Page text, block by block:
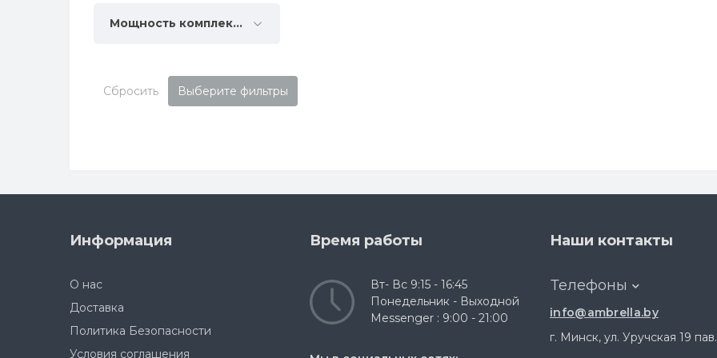
Мощность комплектации, Вт
Сбросить Выберите фильтры
Информация
О нас
Доставка
Политика Безопасности
Условия соглашения
Время работы
Вт- Вс 9:15 - 16:45
Понедельник - Выходной
Messenger : 9:00 - 21:00
Наши контакты
Телефоны
info@ambrella.by
г. Минск, ул. Уручская 19